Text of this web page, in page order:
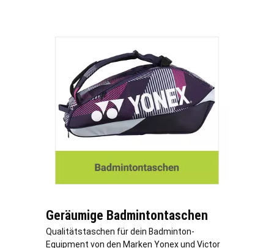
Geräumige Badmintontaschen
Qualitätstaschen für dein Badminton-
Equipment von den Marken Yonex und Victor